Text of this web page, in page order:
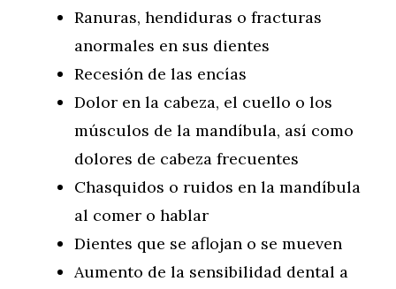
Ranuras, hendiduras o fracturas
anormales en sus dientes
Recesión de las encías
Dolor en la cabeza, el cuello o los
músculos de la mandíbula, así como
dolores de cabeza frecuentes
Chasquidos o ruidos en la mandíbula
al comer o hablar
Dientes que se aflojan o se mueven
Aumento de la sensibilidad dental a